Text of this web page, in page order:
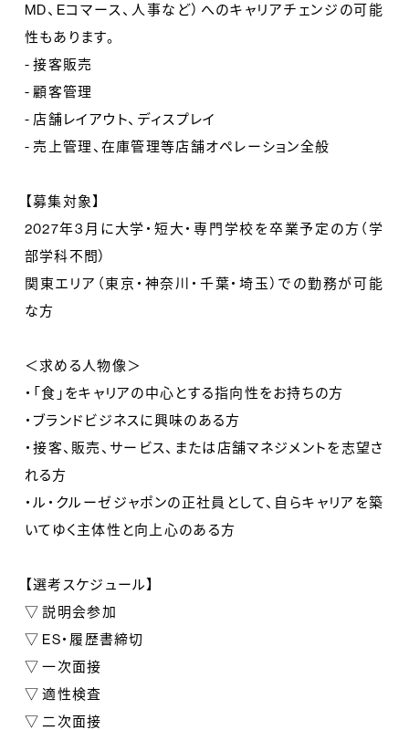
MD、Eコマース、人事など）へのキャリアチェンジの可能
性もあります。
- 接客販売
- 顧客管理
- 店舗レイアウト、ディスプレイ
- 売上管理、在庫管理等店舗オペレーション全般
【募集対象】
2027年3月に大学・短大・専門学校を卒業予定の方（学
部学科不問）
関東エリア（東京・神奈川・千葉・埼玉）での勤務が可能
な方
＜求める人物像＞
・「食」をキャリアの中心とする指向性をお持ちの方
・ブランドビジネスに興味のある方
・接客、販売、サービス、または店舗マネジメントを志望さ
れる方
・ル・クルーゼジャポンの正社員として、自らキャリアを築
いてゆく主体性と向上心のある方
【選考スケジュール】
▽ 説明会参加
▽ ES・履歴書締切
▽ 一次面接
▽ 適性検査
▽ 二次面接